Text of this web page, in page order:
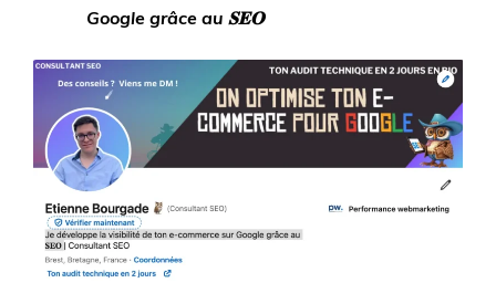
Google grâce au 𝐒𝐄𝐎